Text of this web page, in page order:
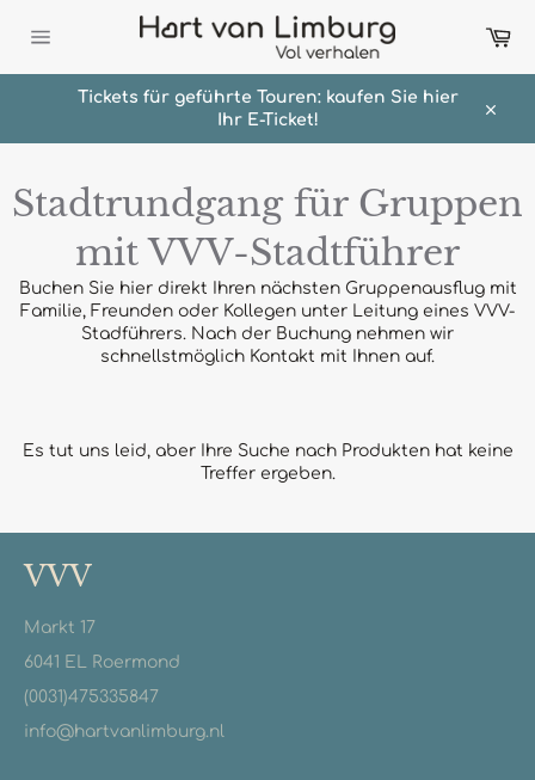
zum
Tickets für geführte Touren: kaufen Sie hier
Ihr E-Ticket!
Stadtrundgang für Gruppen
mit VVV-Stadtführer
Buchen Sie hier direkt Ihren nächsten Gruppenausflug mit
Familie, Freunden oder Kollegen unter Leitung eines VVV-
Stadführers. Nach der Buchung nehmen wir
schnellstmöglich Kontakt mit Ihnen auf.
Es tut uns leid, aber Ihre Suche nach Produkten hat keine
Treffer ergeben.
VVV
Markt 17
6041 EL Roermond
(0031)475335847
info@hartvanlimburg.nl